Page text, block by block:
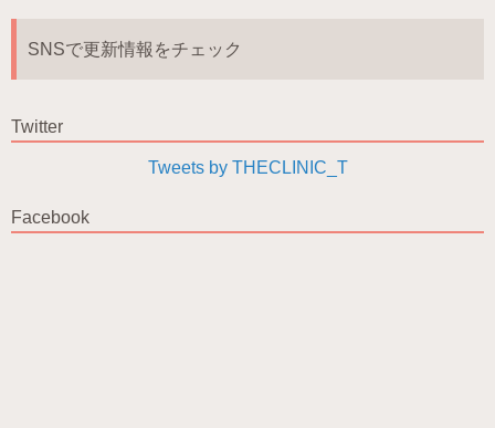
SNSで更新情報をチェック
Twitter
Tweets by THECLINIC_T
Facebook